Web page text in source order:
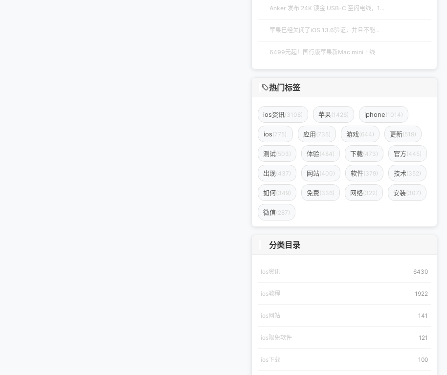
Anker 发布 24K 镀金 USB-C 至闪电线，1...
苹果已经关闭了iOS 13.6验证，并且不能...
6499元起！国行版苹果新Mac mini上线
热门标签
ios资讯 (3108) 苹果(1426) iphone(1014)
ios(775) 应用(735) 游戏(644) 更新(519)
测试(503) 体验(484) 下载(473) 官方(445)
出现(437) 网站(400) 软件(379) 技术(352)
如何(349) 免费(336) 网络(322) 安装(307)
微信(287)
分类目录
Ios资讯 6430
ios教程 1922
ios网站 141
ios限免软件 121
ios下载 100